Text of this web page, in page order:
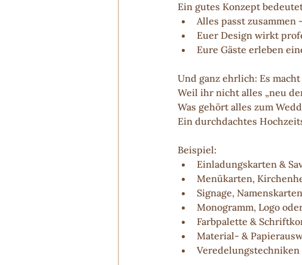
Ein gutes Konzept
Alles passt
Euer Design wirkt
Eure Gäste erleben
Und ganz ehrlich: Es
Weil ihr nicht alles „neu
Was gehört alles zum
Ein durchdachtes
Beispiel:
Einladungskarten &
Menükarten,
Signage,
Monogramm, Logo
Farbpalette &
Material- &